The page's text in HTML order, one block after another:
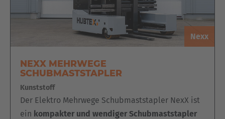
Nexx
NEXX MEHRWEGE
SCHUBMASTSTAPLER
Kunststoff
Der Elektro Mehrwege Schubmaststapler NexX ist
ein kompakter und wendiger Schubmaststapler